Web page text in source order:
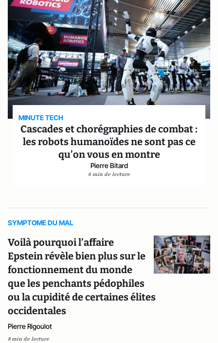
MINUTE TECH
Cascades et chorégraphies de combat :
les robots humanoïdes ne sont pas ce
qu’on vous en montre
Pierre Bitard
6 min de lecture
SYMPTOME DU MAL
Voilà pourquoi l’affaire
Epstein révèle bien plus sur le
fonctionnement du monde
que les penchants pédophiles
ou la cupidité de certaines élites
occidentales
Pierre Rigoulot
8 min de lecture